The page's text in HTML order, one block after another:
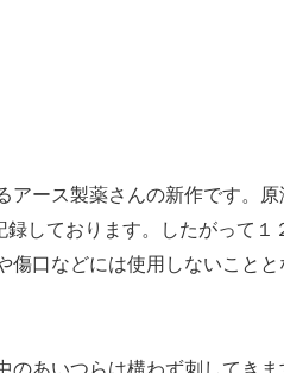
アース製薬さんの新作です。原
しております。したがって１
傷口などには使用しないこと
のあいつらは構わず刺してき